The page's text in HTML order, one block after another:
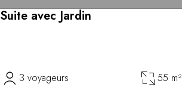
Suite avec Jardin
3 voyageurs 55 m²